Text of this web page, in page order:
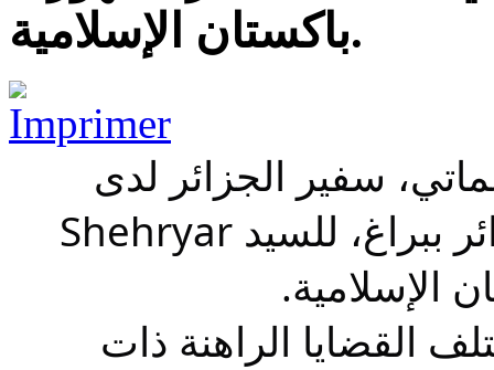
باكستان الإسلامية.
سفير الجزائر لدى
جمهورية التشيك، بمقر سفارة الجزائر ببراغ، للسيد Shehryar
القضايا الراهنة ذات